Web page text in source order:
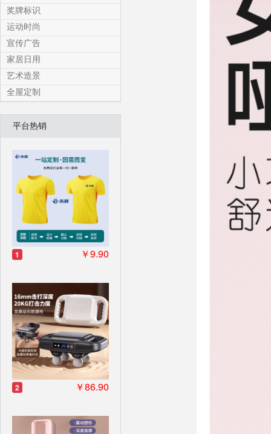
奖牌标识
运动时尚
宣传广告
家居日用
艺术造景
全屋定制
平台热销
1 ￥9.90
2 ￥86.90